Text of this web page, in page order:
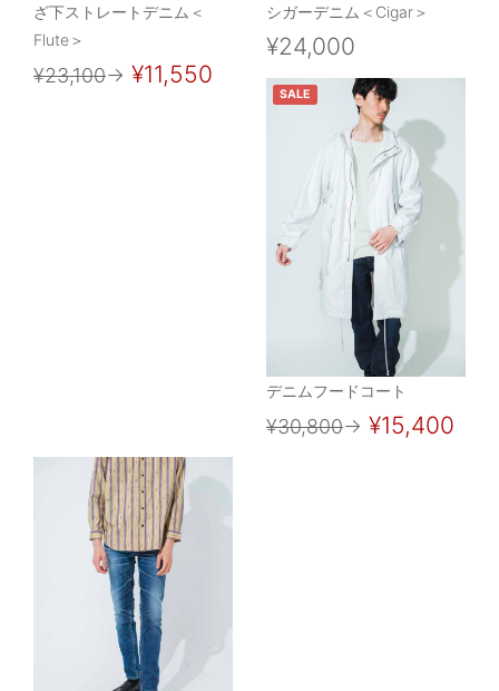
ざ下ストレートデニム＜
Flute＞
¥23,100→ ¥11,550
シガーデニム＜Cigar＞
¥24,000
SALE
デニムフードコート
¥30,800→ ¥15,400